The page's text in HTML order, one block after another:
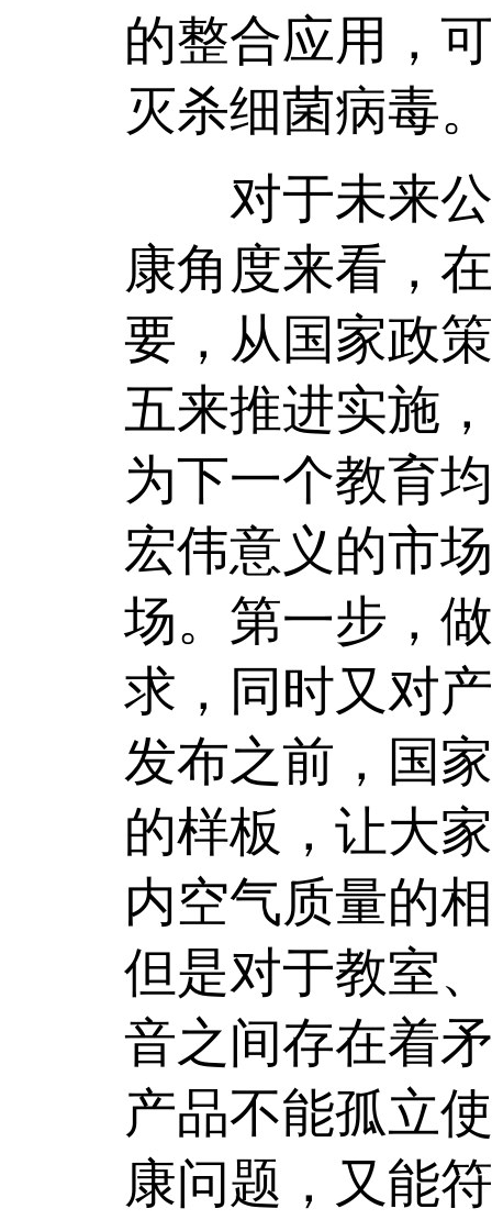
的整合应用，
灭杀细菌病毒
对于未来公
康角度来看，
要，从国家政
五来推进实施
为下一个教育
宏伟意义的市
场。第一步，
求，同时又对
发布之前，国
的样板，让大
内空气质量的
但是对于教室
音之间存在着
产品不能孤立
康问题，又能